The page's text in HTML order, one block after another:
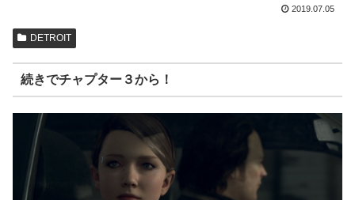
2019.07.05
DETROIT
続きでチャプター３から！